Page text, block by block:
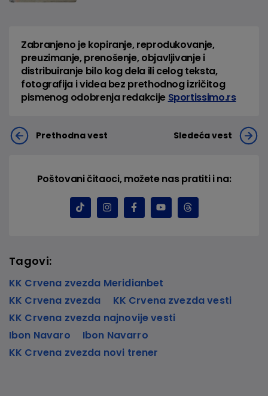
Zabranjeno je kopiranje, reprodukovanje,
preuzimanje, prenošenje, objavljivanje i
distribuiranje bilo kog dela ili celog teksta,
fotografija i videa bez prethodnog izričitog
pismenog odobrenja redakcije Sportissimo.rs
Prethodna vest Sledeća vest
Poštovani čitaoci, možete nas pratiti i na:
Tagovi:
KK Crvena zvezda Meridianbet
KK Crvena zvezda
KK Crvena zvezda vesti
KK Crvena zvezda najnovije vesti
Ibon Navaro
Ibon Navarro
KK Crvena zvezda novi trener